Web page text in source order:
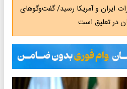
ایران و آمریکا رسید/ گفت‌وگوهای
در تعلیق است